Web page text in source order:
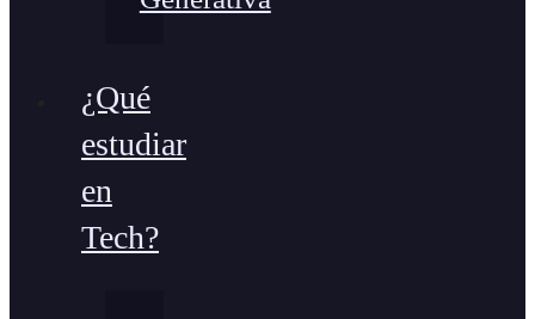
¿Qué
estudiar
en
Tech?